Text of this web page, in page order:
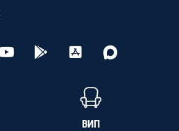
ВИП